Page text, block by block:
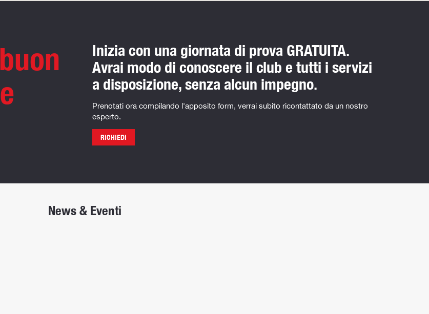
Inizia con una giornata di prova GRATUITA.
Avrai modo di conoscere il club e tutti i servizi
a disposizione, senza alcun impegno.
Prenotati ora compilando l'apposito form, verrai subito ricontattato da un nostro
esperto.
RICHIEDI
News & Eventi